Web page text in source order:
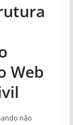
Web
não